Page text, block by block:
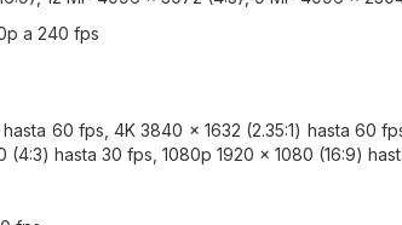
a 240 fps
60 fps, 4K 3840 x 1632 (2.35:1) hasta 60
hasta 30 fps, 1080p 1920 x 1080 (16:9)